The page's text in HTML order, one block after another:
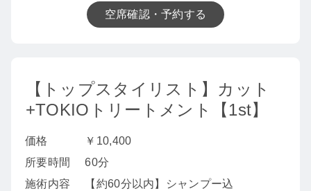
空席確認・予約する
【トップスタイリスト】カット
+TOKIOトリートメント【1st】
価格
￥10,400
所要時間
60分
施術内容
【約60分以内】シャンプー込